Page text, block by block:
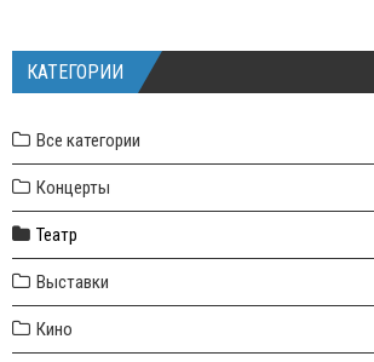
КАТЕГОРИИ
Все категории
Концерты
Театр
Выставки
Кино